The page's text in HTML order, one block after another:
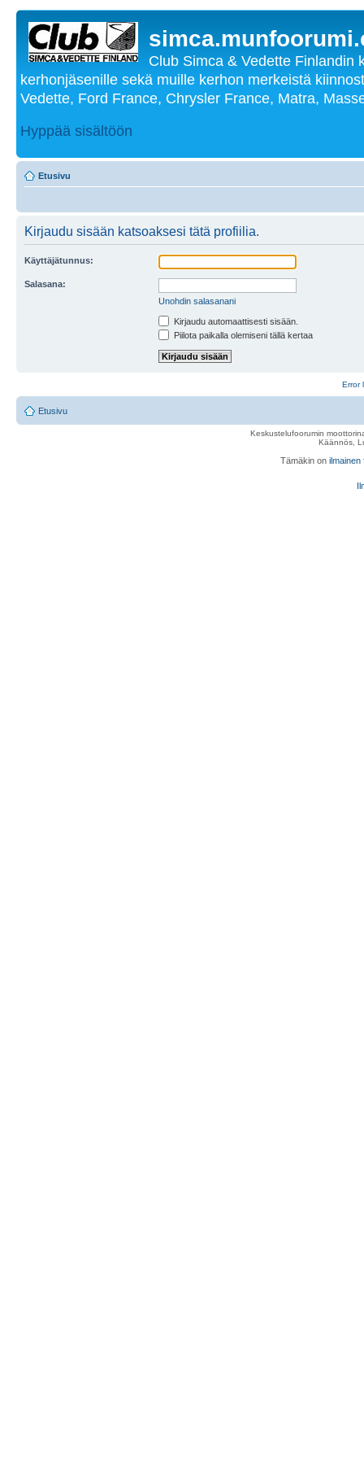
Club Simca & Vedette Finlandin
kerhonjäsenille sekä muille kerhon merkeistä
Vedette, Ford France, Chrysler France, Matra,
Hyppää sisältöön
Etusivu
Kirjaudu sisään katsoaksesi tätä profiilia.
Käyttäjätunnus:
Salasana:
Unohdin salasanani
Kirjaudu automaattisesti sisään.
Piilota paikalla olemiseni tällä kertaa
Error
Etusivu
Keskustelufoorumin
Käännös,
Tämäkin on ilmainen